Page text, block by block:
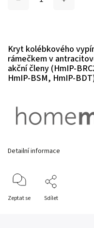
Kryt kolébkového
rámečkem v
akční členy (HmIP-
HmIP-BSM, HmIP-
Detailní informace
Zeptat se Sdílet